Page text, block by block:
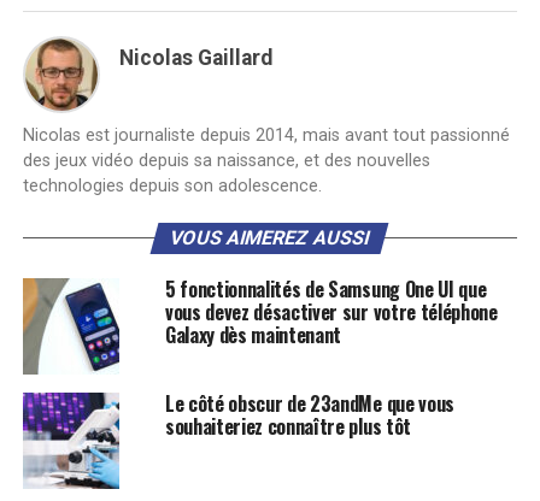
Nicolas Gaillard
Nicolas est journaliste depuis 2014, mais avant tout passionné
des jeux vidéo depuis sa naissance, et des nouvelles
technologies depuis son adolescence.
VOUS AIMEREZ AUSSI
5 fonctionnalités de Samsung One UI que
vous devez désactiver sur votre téléphone
Galaxy dès maintenant
Le côté obscur de 23andMe que vous
souhaiteriez connaître plus tôt